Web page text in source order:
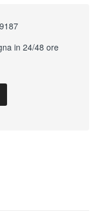
in 24/48 ore